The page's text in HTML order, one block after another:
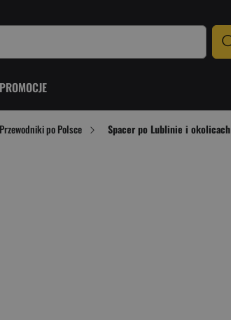
Przewodniki po Polsce Spacer po Lublinie i okolicach